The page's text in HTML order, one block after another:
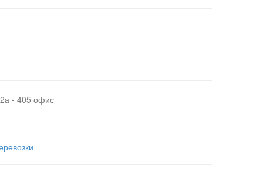
- 405 офис